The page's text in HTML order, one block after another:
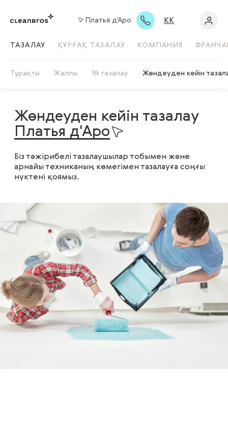
Платья д'Аро KK
ТАЗАЛАУ ҚҰРҒАҚ ТАЗАЛАУ КОМПАНИЯ
Тұрақты Жалпы Үй тазалау Жөндеуден кейін
Жөндеуден кейін тазалау
Платья д'Аро
Біз тәжірибелі тазалаушылар тобымен және
арнайы техниканың көмегімен тазалауға соңғы
нүктені қоямыз.